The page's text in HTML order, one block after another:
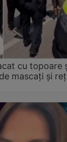
cu topoare
mascați și